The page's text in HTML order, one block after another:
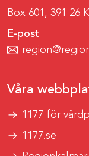
Box 601, 391 26
E-post
Våra
1177 för
1177.se